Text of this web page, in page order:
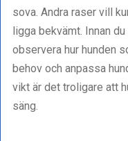
sova. Andra raser vill
ligga bekvämt. Innan
observera hur hunden
behov och anpassa
vikt är det troligare att
säng.